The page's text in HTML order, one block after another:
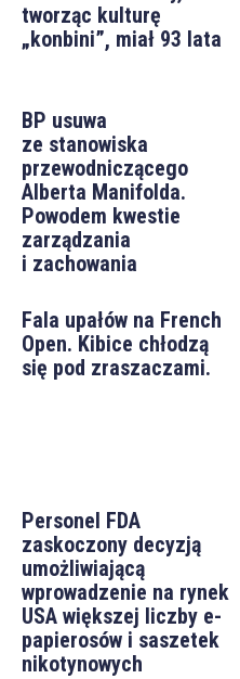
tworząc kulturę
„konbini”, miał 93 lata
BP usuwa
ze stanowiska
przewodniczącego
Alberta Manifolda.
Powodem kwestie
zarządzania
i zachowania
Fala upałów na French
Open. Kibice chłodzą
się pod zraszaczami.
Personel FDA
zaskoczony decyzją
umożliwiającą
wprowadzenie na rynek
USA większej liczby e-
papierosów i saszetek
nikotynowych